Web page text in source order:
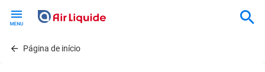
contentPágina de início